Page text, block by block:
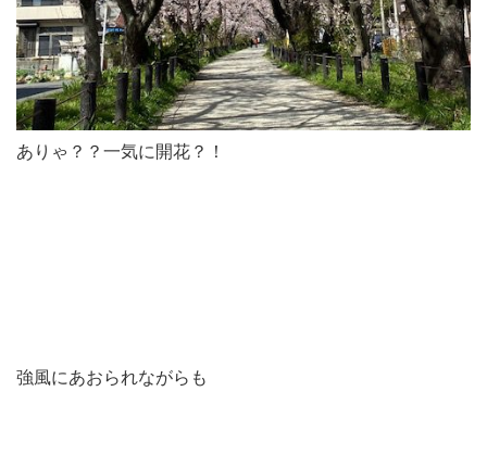
ありゃ？？一気に開花？！
強風にあおられながらも